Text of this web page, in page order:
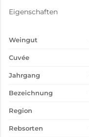
Eigenschaften
Weingut
Cuvée
Jahrgang
Bezeichnung
Region
Rebsorten